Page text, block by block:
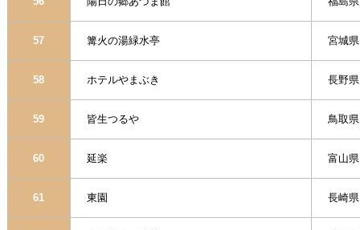
57 篝火の湯緑水亭 宮城
58 ホテルやまぶき 長野
59 皆生つるや 鳥取
60 延楽 富山
61 東園 長崎